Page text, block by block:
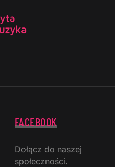
FACEBOOK
Dołącz do naszej
społeczności.